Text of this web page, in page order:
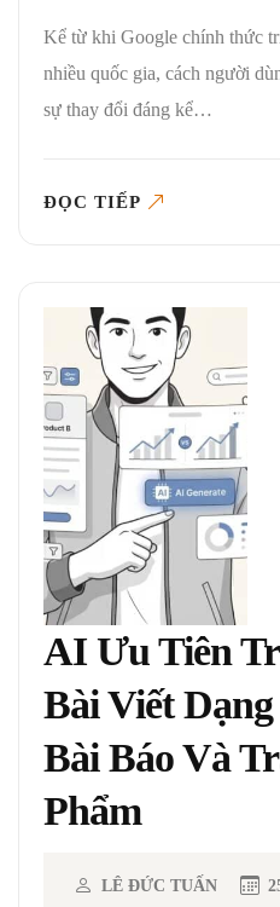
Kể từ khi Google chính thức
nhiều quốc gia, cách người
sự thay đổi đáng kể…
ĐỌC TIẾP
AI Ưu Tiên
Bài Viết
Bài Báo Và
Phẩm
LÊ ĐỨC TUẤN